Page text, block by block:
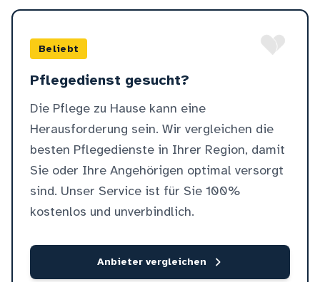
Beliebt
Pflegedienst gesucht?
Die Pflege zu Hause kann eine
Herausforderung sein. Wir vergleichen die
besten Pflegedienste in Ihrer Region, damit
Sie oder Ihre Angehörigen optimal versorgt
sind. Unser Service ist für Sie 100%
kostenlos und unverbindlich.
Anbieter vergleichen